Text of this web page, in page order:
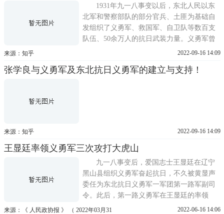
桥头间177 05公里处路轨，拔除道钉4颗，被
日军守备队发现，遂遇害。这
1931年九一八事变以后，东北人民以东
北军和警察部队的部分官兵、土匪为基础自
发组织了义勇军、救国军、自卫队等数百支
队伍、50余万人的抗日武装力量。义勇军曾
经11次攻打沈阳，6次攻打长春，占领过16个
力的进攻下，缺乏统一领导而又成分复杂的
来源：知乎 2022-09-16 14:09
张学良与义勇军及东北抗日义勇军的建立与支持！
来源：知乎 2022-09-16 14:09
王显廷率领义勇军三次攻打大虎山
九一八事变后，爱国志士王显廷在辽宁
黑山县组织义勇军奋起抗日，不久被黄显声
委任为东北抗日义勇军一军团第一路军副司
令。此后，第一路义勇军在王显廷的率领
下，以黑山西部山区为根据地，扼守在大郑
来源：《 人民政协报 》 （ 2022年03月31
2022-06-16 14:06